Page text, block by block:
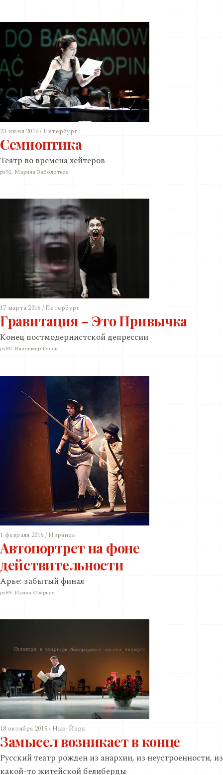
23 июня 2016 / Петербург
Семиоптика
Театр во времена хейтеров
ps92. Марина Заболотняя
17 марта 2016 / Петербург
Гравитация – Это Привычка
Конец постмодернистской депрессии
ps90. Владимир Гусев
1 февраля 2016 / Израиль
Автопортрет на фоне
действительности
Арье: забытый финал
ps89. Ирина Озёрная
18 октября 2015 / Нью-Йорк
Замысел возникает в конце
Русский театр рожден из анархии, из неустроенности, из
какой-то житейской белиберды